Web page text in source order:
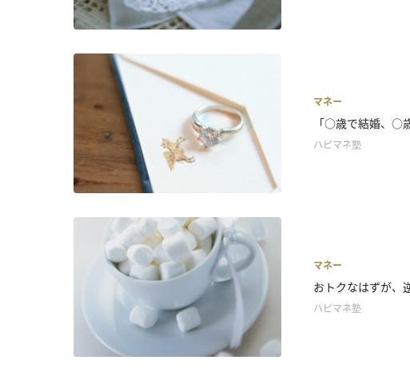
マネー
「○歳で結婚、○
ハピマネ塾
マネー
おトクなはずが、
ハピマネ塾